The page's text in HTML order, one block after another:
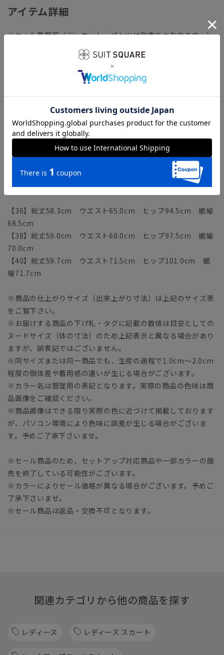
アイテム詳細
＊セット着用可（ジャケット、パンツは別売りとなります。）
ジャケット：AT4107J1-YA パンツ：AT4107P1-YA
【仕様】バックファスナー／フレア／裏地
【洗濯表示】ドライクリーニング・家庭洗濯可《洗濯機可（ネ
ット使用・弱水流）》
ウォッシャブル商品のお取扱いについて
サイズ詳細
モデル：163cm B80cm W60cm H88cm
着用サイズ：38
【36】総丈58.3cm ウエスト65.0cm ヒップ94.5cm 裾幅
68.5cm
【38】総丈59.0cm ウエスト68.0cm ヒップ97.5cm 裾幅
70.0cm
【40】総丈59.7cm ウエスト71.5cm ヒップ101.0cm 裾
幅71.7cm
※商品の仕上がりサイズ（出来上がり寸法）は上記のサイズ表
をご覧下さい。
※お届けする商品の下げ札・タグに記載の数値は目安としての
ヌードサイズ（体の寸法）のため上記表示と異なる場合があり
ますが、誤表記ではございません。
※同サイズまたは同一商品でも、生産の過程で1.0cm～2.0cm
程度の個体差や着用感の違いが生じる場合がございます。
※カラー名は管理用の表記となります。実際の商品の色味は商
品画像をご確認ください。
※商品画像はできる限り実際の色に近づけて掲載しております
が、パソコン環境により色味に誤差が生じる場合がございま
す。予めご了承下さいませ。
※セール商品のため、セットアップ対応商品や一部カラーの販
売を終了している可能性がございます。
※カラーによりセール価格が異なる場合がございます。予めご
了承下さいませ。
※セール商品は返品・交換不可となります。
関連カテゴリから他の商品を探す
レディース レディース スカート